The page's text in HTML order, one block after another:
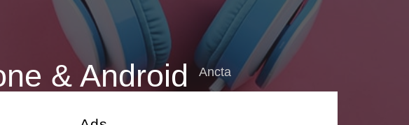
& Android Ancta